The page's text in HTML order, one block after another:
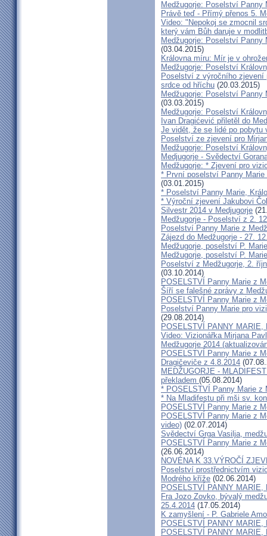
Medžugorje: Poselství
Právě teď - Přímý přenos 5.
Video: "Nepokoj se zmocnil
který vám Bůh daruje v
Medžugorje: Poselství Panny
(03.04.2015)
Královna míru: Mír je v
Medžugorje: Poselství
Poselství z výročního
srdce od hříchu (20.03.2015)
Medžugorje: Poselství Panny
(03.03.2015)
Medžugorje: Poselství
Ivan Dragićević přiletěl do
Je vidět, že se lidé po
Poselství ze zjevení pro
Medžugorje: Poselství
Medjugorje - Svědectví
Medžugorje: * Zjevení pro
* První poselství Panny
(03.01.2015)
* Poselství Panny Marie,
* Výroční zjevení Jakubovi
Silvestr 2014 v Medjugorje
Medžugorje - Poselství z 2.
Poselství Panny Marie z
Zájezd do Medžugorje - 27.
Medžugorje, poselství P.
Medžugorje, poselství P.
Poselství z Medžugorje, 2.
(03.10.2014)
POSELSTVÍ Panny Marie z
Šíří se falešné zprávy z
POSELSTVÍ Panny Marie z
Poselství Panny Marie pro
(29.08.2014)
POSELSTVÍ PANNY
Video: Vizionářka Mirjana
Medžugorje 2014
POSELSTVÍ Panny Marie z
Dragičeviče z 4.8.2014
MEDŽUGORJE -
překladem (05.08.2014)
* POSELSTVÍ Panny Marie z
* Na Mladifestu při mši sv.
POSELSTVÍ Panny Marie z
POSELSTVÍ Panny Marie z
video) (02.07.2014)
Svědectví Grga Vasilja,
POSELSTVÍ Panny Marie z
(26.06.2014)
NOVÉNA K 33.VÝROČÍ
Poselství prostřednictvím
Modrého kříže (02.06.2014)
POSELSTVÍ PANNY
Fra Jozo Zovko, bývalý
25.4.2014 (17.05.2014)
K zamyšlení - P. Gabriele
POSELSTVÍ PANNY
POSELSTVÍ PANNY